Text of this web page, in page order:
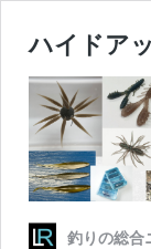
ハイドア
釣りの総合